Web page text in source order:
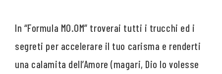
In “Formula MO.OM” troverai tutti i trucchi ed i
segreti per accelerare il tuo carisma e renderti
una calamita dell’Amore (magari, Dio lo volesse